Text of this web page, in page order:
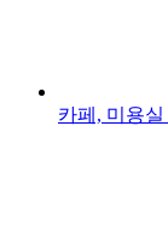
카페, 미용